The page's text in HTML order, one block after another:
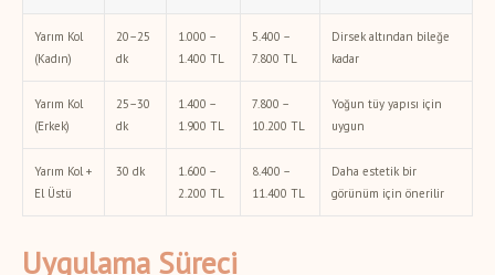
Yarım Kol
(Kadın)
20–25
dk
1.000 –
1.400 TL
5.400 –
7.800 TL
Dirsek altından bileğe
kadar
Yarım Kol
(Erkek)
25–30
dk
1.400 –
1.900 TL
7.800 –
10.200 TL
Yoğun tüy yapısı için
uygun
Yarım Kol +
El Üstü
30 dk
1.600 –
2.200 TL
8.400 –
11.400 TL
Daha estetik bir
görünüm için önerilir
Uygulama Süreci